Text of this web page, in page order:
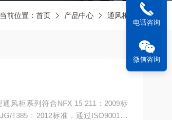
当前位置： 首页 产品中心 通风柜
风柜系列符合NFX 15 211：2009标
T385：2012标准，通过ISO9001认
电话咨询
微信咨询